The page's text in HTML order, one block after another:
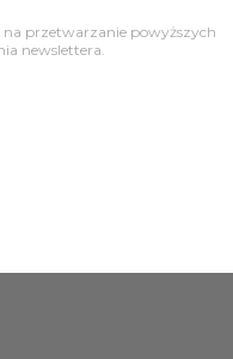
przetwarzanie powyższych
newslettera.